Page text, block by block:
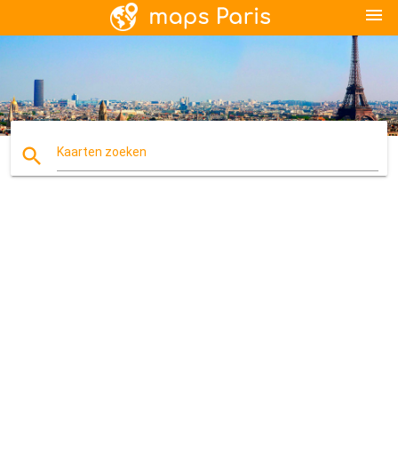
menu
search Kaarten zoeken